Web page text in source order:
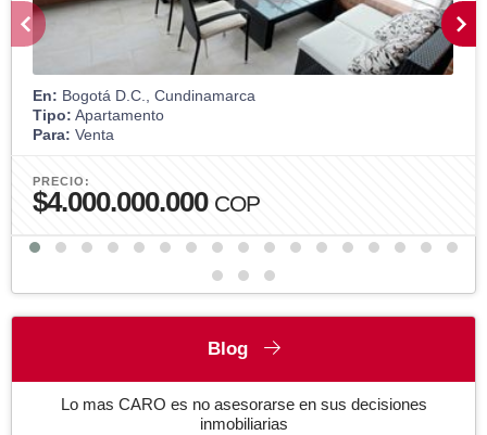
En: Bogotá D.C., Cundinamarca
Tipo: Apartamento
Para: Venta
PRECIO:
$4.000.000.000 COP
Blog
Lo mas CARO es no asesorarse en sus decisiones
inmobiliarias